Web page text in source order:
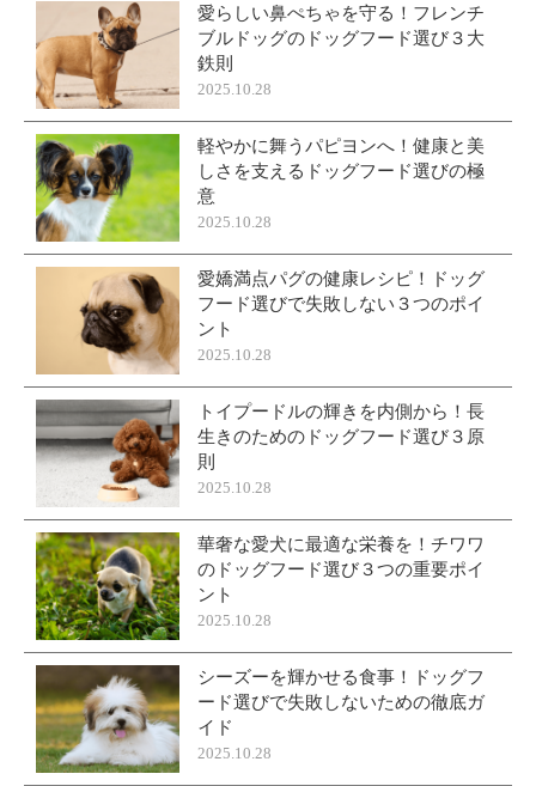
愛らしい鼻ぺちゃを守る！フレンチ
ブルドッグのドッグフード選び３大
鉄則
2025.10.28
軽やかに舞うパピヨンへ！健康と美
しさを支えるドッグフード選びの極
意
2025.10.28
愛嬌満点パグの健康レシピ！ドッグ
フード選びで失敗しない３つのポイ
ント
2025.10.28
トイプードルの輝きを内側から！長
生きのためのドッグフード選び３原
則
2025.10.28
華奢な愛犬に最適な栄養を！チワワ
のドッグフード選び３つの重要ポイ
ント
2025.10.28
シーズーを輝かせる食事！ドッグフ
ード選びで失敗しないための徹底ガ
イド
2025.10.28